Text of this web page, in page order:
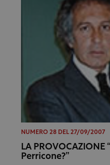
NUMERO 28 DEL 27/09/2007
LA PROVOCAZIONE
Perricone?”